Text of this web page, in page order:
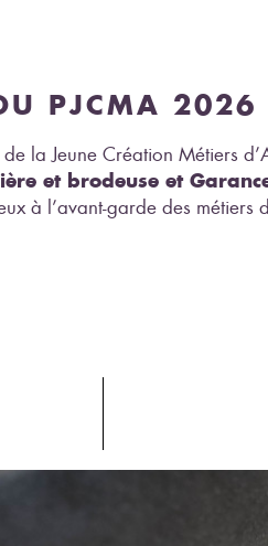
PJCMA 2026
la Jeune Création Métiers
et brodeuse et
à l’avant-garde des